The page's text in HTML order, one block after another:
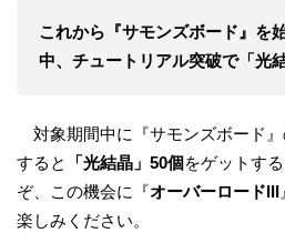
これから『サモンズボード』を
中、チュートリアル突破で「光
対象期間中に『サモンズボード
すると
「光結晶」50個をゲットす
ぞ、この機会に『オーバーロードIII
楽しみください。